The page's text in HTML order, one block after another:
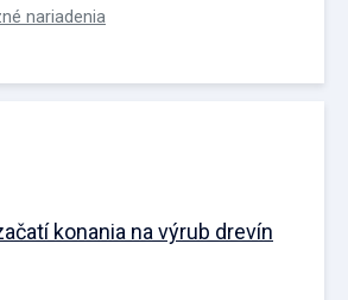
nariadenia
konania na výrub drevín